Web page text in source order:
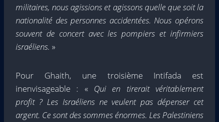
militaires, nous agissions et agissons quelle que soit la
nationalité des personnes accidentées. Nous opérons
souvent de concert avec les pompiers et infirmiers
israéliens. »
Pour Ghaith, une troisième Intifada est
inenvisageable : « Qui en tirerait véritablement
profit ? Les Israéliens ne veulent pas dépenser cet
argent. Ce sont des sommes énormes. Les Palestiniens